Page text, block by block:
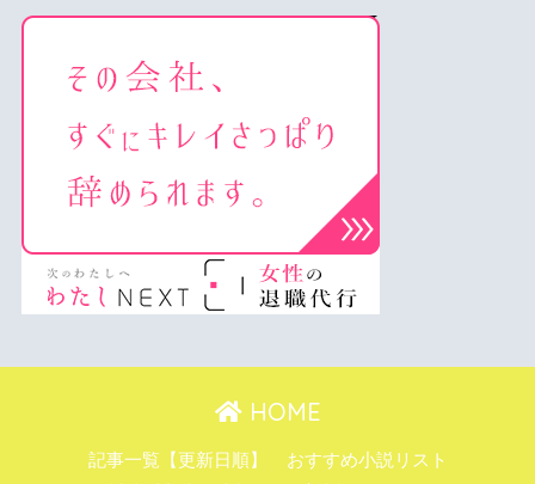
HOME
記事一覧【更新日順】
おすすめ小説リスト